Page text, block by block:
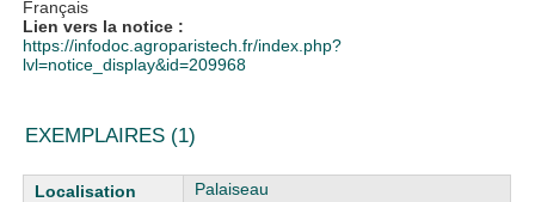
Français
Lien vers la notice :
https://infodoc.agroparistech.fr/index.php?
lvl=notice_display&id=209968
EXEMPLAIRES (1)
Liste des exemplaires Palaiseau